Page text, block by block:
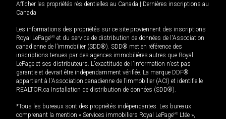
Afficher les propriétés résidentielles au Canada
Dernières inscriptions au
Canada
Les informations des propriétés sur ce site proviennent des inscriptions
Royal LePageMD et du service de distribution de données de l'Association
canadienne de l’immobilier (SDD®). SDD® met en référence des
inscriptions tenues par des agences immobilières autres que Royal
LePage et ses distributeurs. L'exactitude de l'information n'est pas
garantie et devrait être indépendamment vérifiée. La marque DDF®
appartient à l'Association canadienne de l’immobilier (ACI) et identifie le
REALTOR.ca Installation de distribution de données (SDD®).
*Tous les bureaux sont des propriétés indépendantes. Les bureaux
comprenant la mention « Services immobiliers Royal LePageMD Ltée »,